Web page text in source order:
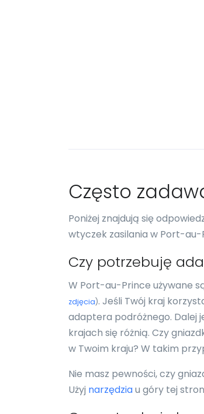
Często
Poniżej znajdują się
wtyczek zasilania w Port-au-
Czy potrzebuję
W Port-au-Prince używane
zdjęcia). Jeśli Twój kraj
adaptera podróżnego. Dalej
krajach się różnią. Czy
w Twoim kraju? W takim
Nie masz pewności, czy
Użyj narzędziau góry tej